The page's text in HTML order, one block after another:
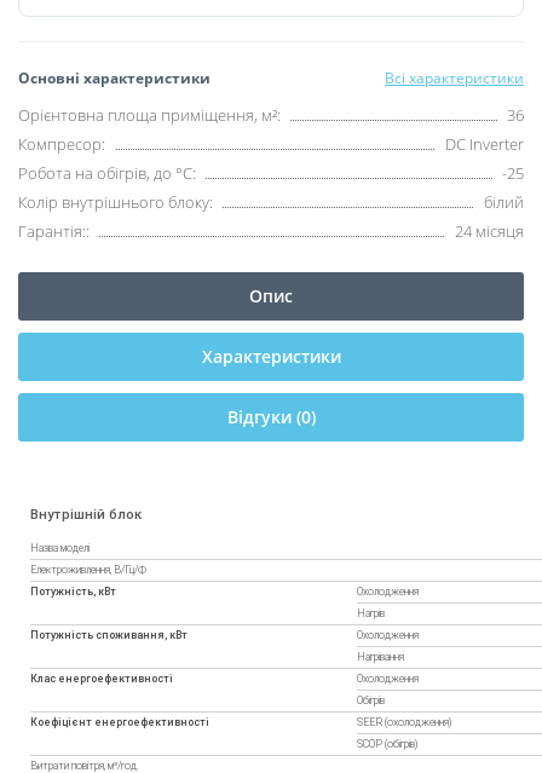
Основні характеристики Всі характеристики
Орієнтовна площа приміщення, м²:
36
Компресор:
DC Inverter
Робота на обігрів, до °C:
-25
Колір внутрішнього блоку:
білий
Гарантія::
24 місяця
Опис
Характеристики
Відгуки (0)
Внутрішній блок
Назва моделі
Електроживлення, В/Гц/Ф
Потужність, кВт
Охолодження
Нагрів
Потужність споживання, кВт
Охолодження
Нагрівання
Клас енергоефективності
Охолодження
Обігрів
Коефіцієнт енергоефективності
SEER (охолодження)
SCOP (обігрів)
Витрати повітря, м³/год.